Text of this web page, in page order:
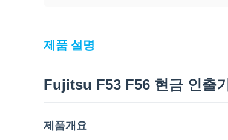
제품 설명
Fujitsu F53 F56 현금 인출
제품개요